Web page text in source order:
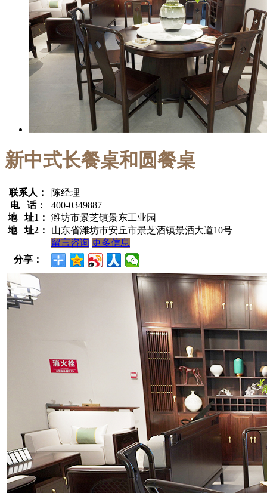
新中式长餐桌和圆餐桌
联系人：
陈经理
电 话：
400-0349887
地 址1：
潍坊市景芝镇景东工业园
地 址2：
山东省潍坊市安丘市景芝酒镇景酒大道10号
留言咨询 更多信息
分享：